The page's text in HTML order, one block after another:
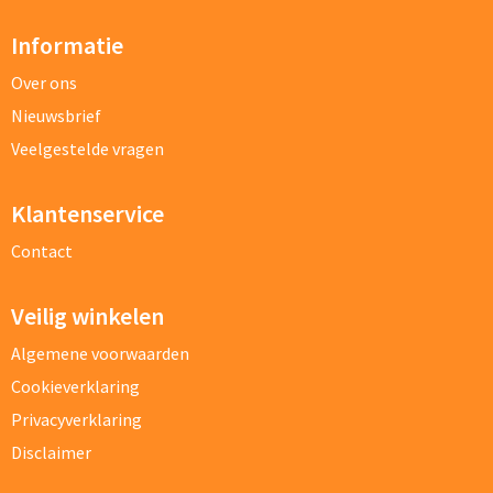
Informatie
Over ons
Nieuwsbrief
Veelgestelde vragen
Klantenservice
Contact
Veilig winkelen
Algemene voorwaarden
Cookieverklaring
Privacyverklaring
Disclaimer